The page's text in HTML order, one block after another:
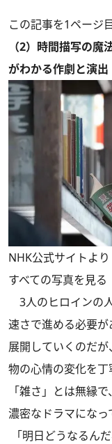
この記事を1ページ
（2）時間描写の
がわかる作劇と演出
NHK公式サイトよ
すべての写真を見る
3人のヒロインの
速さで進める必要
展開していくのだ
物の心情の変化を
「雑さ」とは無縁
濃密なドラマになっ
「明日どうなるん